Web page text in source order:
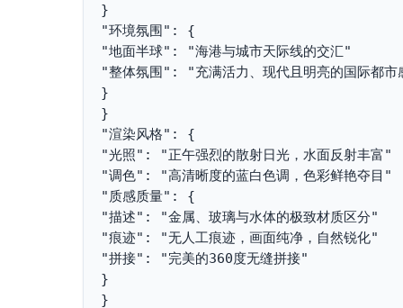
}
"环境氛围": {
"地面半球": "海港与城市天际线的交汇"
"整体氛围": "充满活力、现代且明亮的国际都市
}
}
"渲染风格": {
"光照": "正午强烈的散射日光，水面反射丰富"
"调色": "高清晰度的蓝白色调，色彩鲜艳夺目"
"质感质量": {
"描述": "金属、玻璃与水体的极致材质区分"
"痕迹": "无人工痕迹，画面纯净，自然锐化"
"拼接": "完美的360度无缝拼接"
}
}